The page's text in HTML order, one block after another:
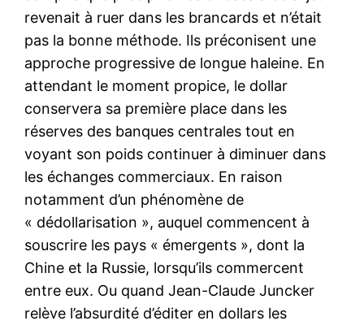
revenait à ruer dans les brancards et n’était
pas la bonne méthode. Ils préconisent une
approche progressive de longue haleine. En
attendant le moment propice, le dollar
conservera sa première place dans les
réserves des banques centrales tout en
voyant son poids continuer à diminuer dans
les échanges commerciaux. En raison
notamment d’un phénomène de
« dédollarisation », auquel commencent à
souscrire les pays « émergents », dont la
Chine et la Russie, lorsqu’ils commercent
entre eux. Ou quand Jean-Claude Juncker
relève l’absurdité d’éditer en dollars les